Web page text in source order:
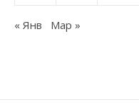
« Янв Мар »